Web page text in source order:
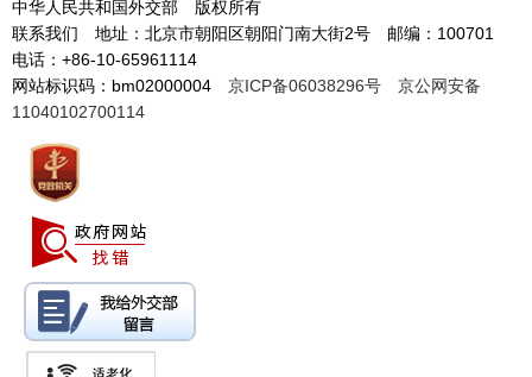
中华人民共和国外交部 版权所有
联系我们 地址：北京市朝阳区朝阳门南大街2号 邮编：100701
电话：+86-10-65961114
网站标识码：bm02000004 京ICP备06038296号
京公网安备
11040102700114